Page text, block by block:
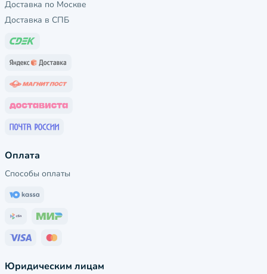
Доставка по Москве
Доставка в СПБ
Оплата
Способы оплаты
Юридическим лицам